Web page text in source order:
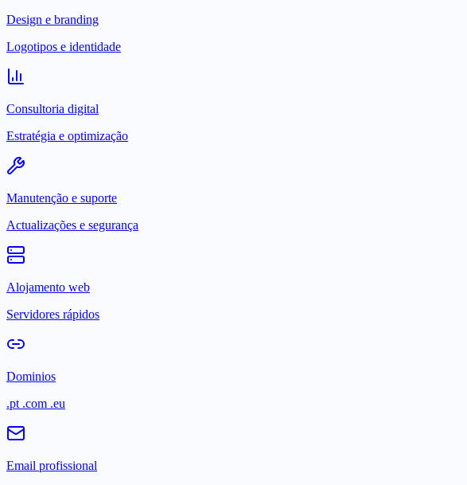
Design e branding
Logotipos e identidade
Consultoria digital
Estratégia e optimização
Manutenção e suporte
Actualizações e segurança
Alojamento web
Servidores rápidos
Dominios
.pt .com .eu
Email profissional